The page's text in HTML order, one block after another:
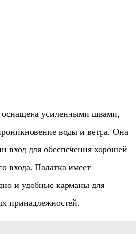
оснащена усиленными швами,
воды и ветра. Она
вход для обеспечения хорошей
входа. Палатка имеет
и удобные карманы для
принадлежностей.